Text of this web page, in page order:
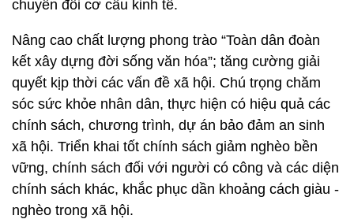
chuyển đổi cơ cấu kinh tế.
Nâng cao chất lượng phong trào “Toàn dân đoàn
kết xây dựng đời sống văn hóa”; tăng cường giải
quyết kịp thời các vấn đề xã hội. Chú trọng chăm
sóc sức khỏe nhân dân, thực hiện có hiệu quả các
chính sách, chương trình, dự án bảo đảm an sinh
xã hội. Triển khai tốt chính sách giảm nghèo bền
vững, chính sách đối với người có công và các diện
chính sách khác, khắc phục dần khoảng cách giàu -
nghèo trong xã hội.